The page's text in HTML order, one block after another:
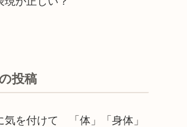
投稿
気を付けて 「体」「身体」